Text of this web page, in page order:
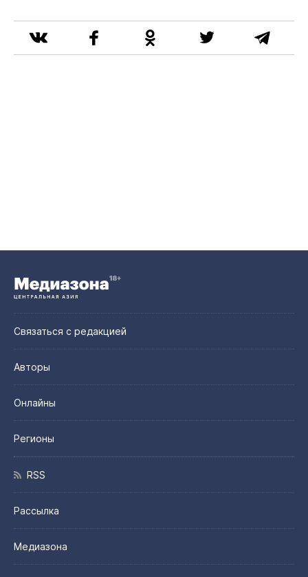
Связаться с редакцией
Авторы
Онлайны
Регионы
RSS
Рассылка
Медиазона